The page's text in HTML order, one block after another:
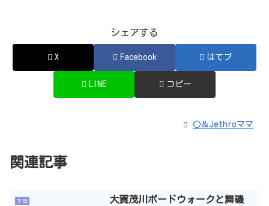
シェアする
X Facebook はてブ
LINE コピー
〇＆Jethroママ
関連記事
下田
大賀茂川ボードウォークと舞磯